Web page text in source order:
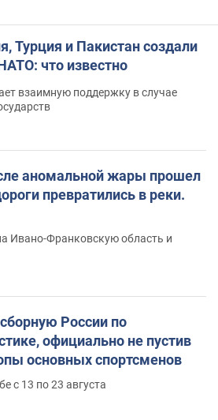
Турция и Пакистан создали
что известно
взаимную поддержку в случае
аномальной жары прошел
превратились в реки.
Ивано-Франковскую область и
России по
официально не пустив
основных спортсменов
с 13 по 23 августа